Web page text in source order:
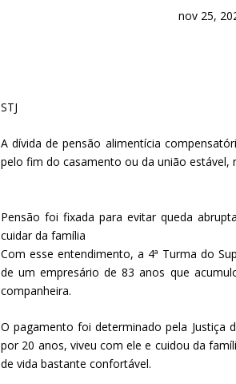
nov 25,
STJ
A dívida de pensão alimentícia
pelo fim do casamento ou da união estável,
Pensão foi fixada para evitar queda
cuidar da família
Com esse entendimento, a 4ª Turma do
de um empresário de 83 anos que
companheira.
O pagamento foi determinado pela Justiça
por 20 anos, viveu com ele e cuidou da
de vida bastante confortável.